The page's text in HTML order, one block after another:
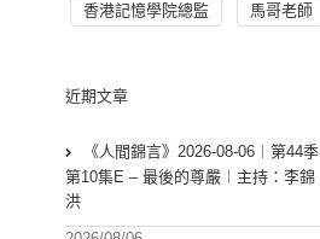
香港記憶學院總監 馬哥老師
近期文章
《人間錦言》2026-08-06︱第44季
第10集E – 最後的尊嚴︱主持：李錦
洪